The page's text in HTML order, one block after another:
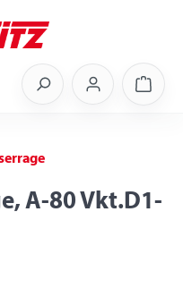
A-80 Vkt.D1-